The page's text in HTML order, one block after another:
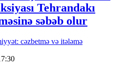
Tehrandakı
səbəb olur